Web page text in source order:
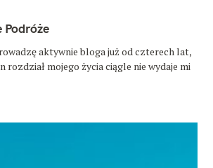
Podróże
aktywnie bloga już od czterech lat,
rozdział mojego życia ciągle nie wydaje mi